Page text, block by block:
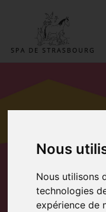
Nous
Nous utilisons
technologies
expérience de
NOS